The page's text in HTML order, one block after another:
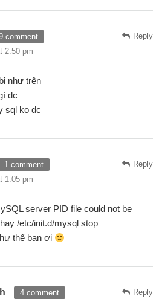
Reply
comment
2:50 pm
như trên
dc
sql ko dc
Reply
1 comment
1:05 pm
server PID file could not be
/etc/init.d/mysql stop
thế bạn ơi
Reply
4 comment